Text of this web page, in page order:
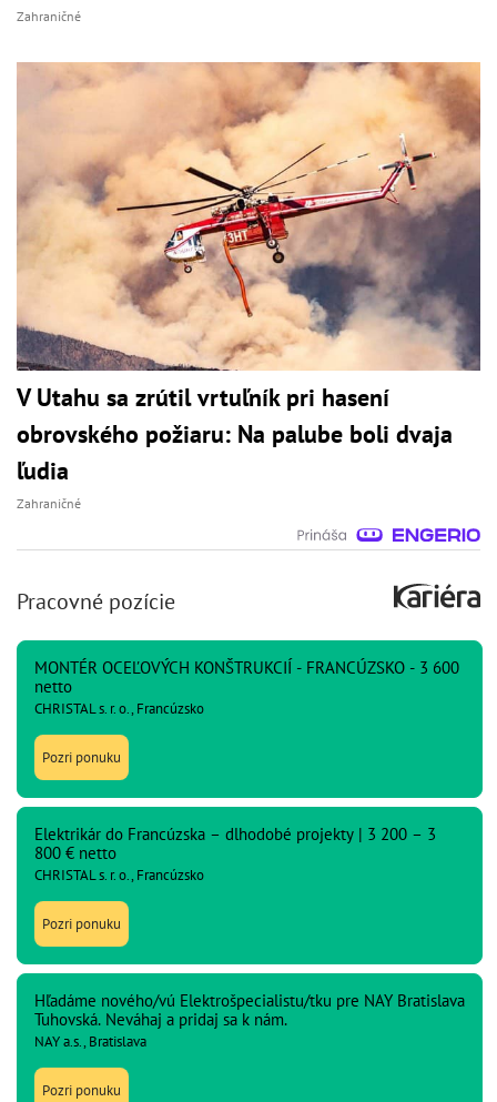
Zahraničné
V Utahu sa zrútil vrtuľník pri hasení
obrovského požiaru: Na palube boli dvaja
ľudia
Zahraničné
Pracovné pozície
MONTÉR OCEĽOVÝCH KONŠTRUKCIÍ - FRANCÚZSKO - 3 600
netto
CHRISTAL s. r. o., Francúzsko
Pozri ponuku
Elektrikár do Francúzska – dlhodobé projekty | 3 200 – 3
800 € netto
CHRISTAL s. r. o., Francúzsko
Pozri ponuku
Hľadáme nového/vú Elektrošpecialistu/tku pre NAY Bratislava
Tuhovská. Neváhaj a pridaj sa k nám.
NAY a.s., Bratislava
Pozri ponuku